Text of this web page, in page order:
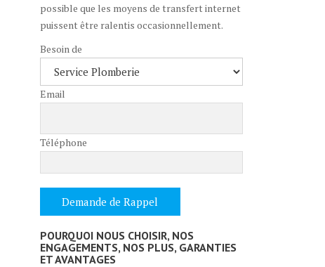
possible que les moyens de transfert internet
puissent être ralentis occasionnellement.
Besoin de
Email
Téléphone
POURQUOI NOUS CHOISIR, NOS
ENGAGEMENTS, NOS PLUS, GARANTIES
ET AVANTAGES